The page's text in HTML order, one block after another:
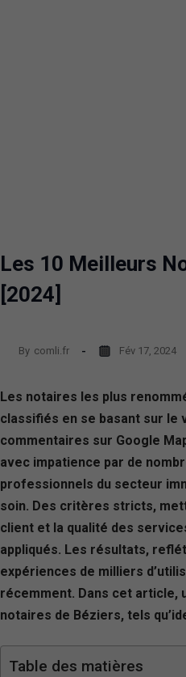
Les 10 Meilleurs
[2024]
By comli.fr Fév 17, 2024
Les notaires les plus
classifiés en se basant sur le
commentaires sur Google
avec impatience par de
professionnels du secteur
soin. Des critères stricts,
client et la qualité des
appliqués. Les résultats,
expériences de milliers
récemment. Dans cet article,
notaires de Béziers, tels
Table des matières